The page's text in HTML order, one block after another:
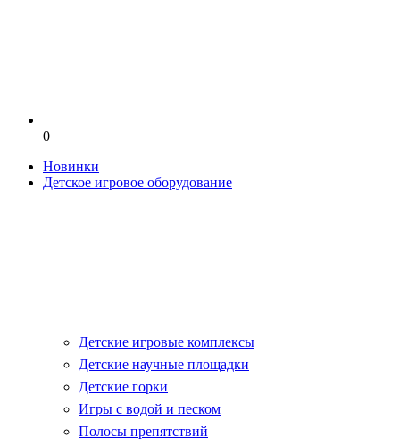
0
Новинки
Детское игровое оборудование
Детские игровые комплексы
Детские научные площадки
Детские горки
Игры с водой и песком
Полосы препятствий